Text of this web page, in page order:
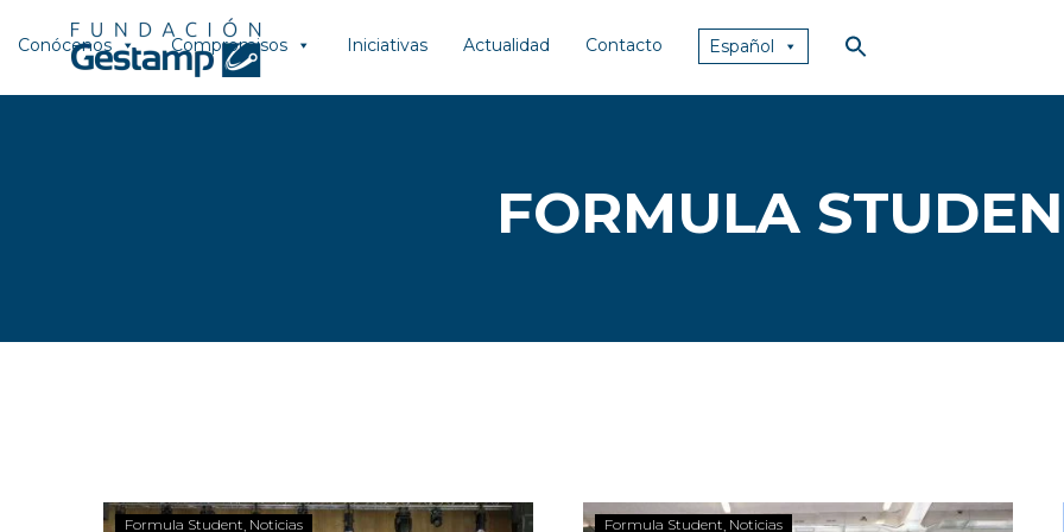
Conócenos Compromisos Iniciativas Actualidad Contacto Español
FORMULA
Formula Student Noticias Formula Student Noticias